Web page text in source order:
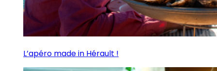
L’apéro made in Hérault !